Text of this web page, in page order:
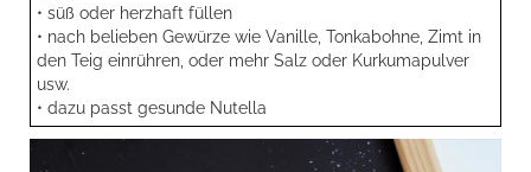
• süß oder herzhaft füllen
• nach belieben Gewürze wie Vanille, Tonkabohne, Zimt in
den Teig einrühren, oder mehr Salz oder Kurkumapulver
usw.
• dazu passt gesunde Nutella